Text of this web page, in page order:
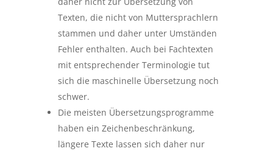
Texten, die nicht von Muttersprachlern
stammen und daher unter Umständen
Fehler enthalten. Auch bei Fachtexten
mit entsprechender Terminologie tut
sich die maschinelle Übersetzung noch
schwer.
Die meisten Übersetzungsprogramme
haben ein Zeichenbeschränkung,
längere Texte lassen sich daher nur